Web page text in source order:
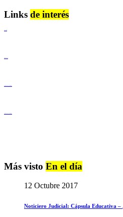
Links de interés
Más visto En el día
12 Octubre 2017
Noticiero Judicial: Cápsula Educativa –